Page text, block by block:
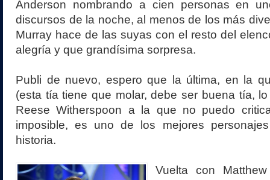
Anderson nombrando a cien personas en
discursos de la noche, al menos de los más
Murray hace de las suyas con el resto del
alegría y que grandísima sorpresa.
Publi de nuevo, espero que la última, en la
(esta tía tiene que molar, debe ser buena tía,
Reese Witherspoon a la que no puedo
imposible, es uno de los mejores
historia.
Vuelta con